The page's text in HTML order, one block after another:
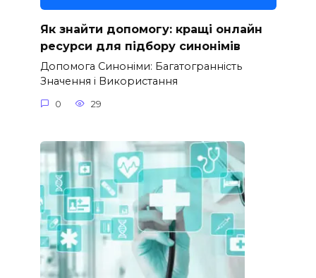
Як знайти допомогу: кращі онлайн
ресурси для підбору синонімів
Допомога Синоніми: Багатогранність
Значення і Використання
0 29